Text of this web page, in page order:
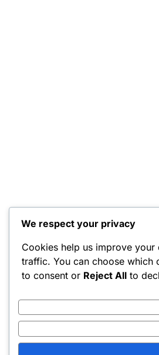
We respect your privacy
Cookies help us improve
traffic. You can choose
to consent or Reject All to